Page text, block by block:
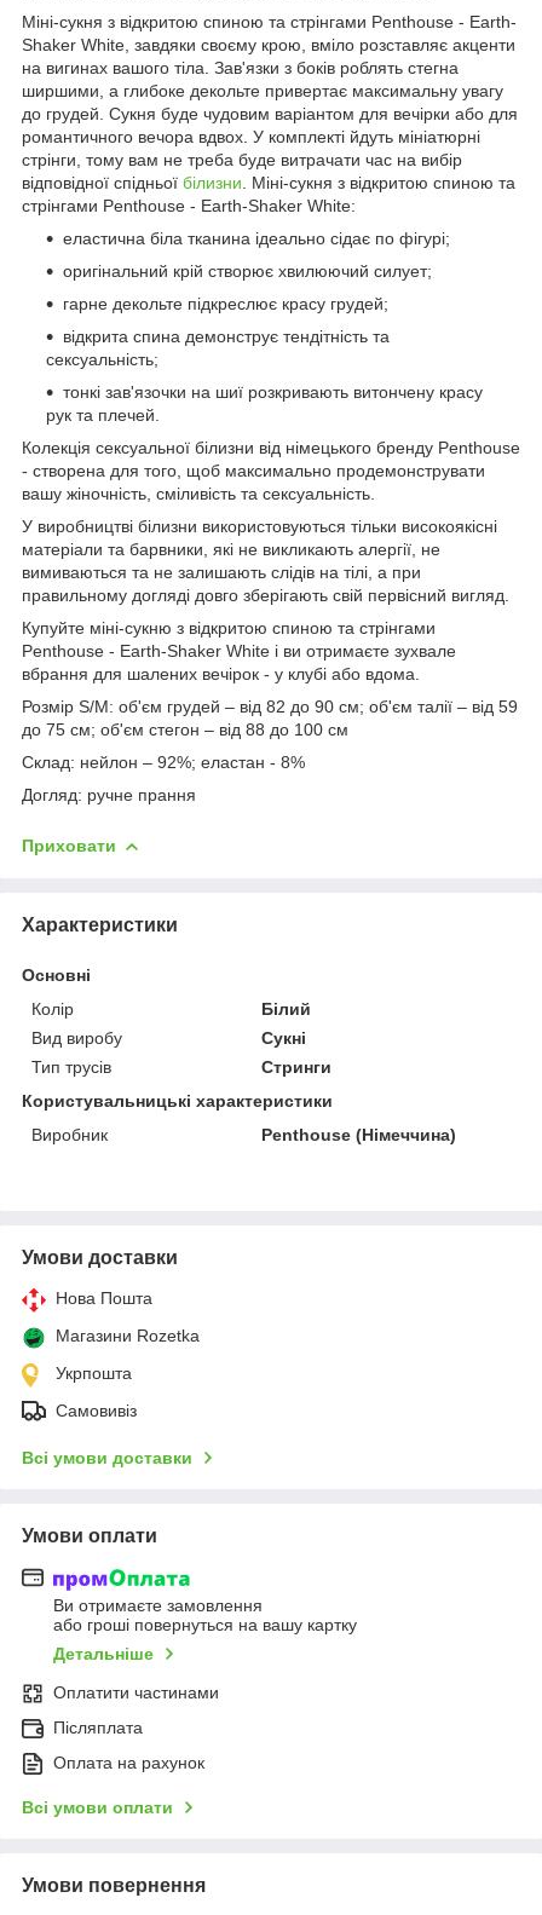
Міні-сукня з відкритою спиною та стрінгами Penthouse - Earth-
Shaker White, завдяки своєму крою, вміло розставляє акценти
на вигинах вашого тіла. Зав'язки з боків роблять стегна
ширшими, а глибоке декольте привертає максимальну увагу
до грудей. Сукня буде чудовим варіантом для вечірки або для
романтичного вечора вдвох. У комплекті йдуть мініатюрні
стрінги, тому вам не треба буде витрачати час на вибір
відповідної спідньої білизни . Міні-сукня з відкритою спиною та
стрінгами Penthouse - Earth-Shaker White:
еластична біла тканина ідеально сідає по фігурі;
оригінальний крій створює хвилюючий силует;
гарне декольте підкреслює красу грудей;
відкрита спина демонструє тендітність та
сексуальність;
тонкі зав'язочки на шиї розкривають витончену красу
рук та плечей.
Колекція сексуальної білизни від німецького бренду Penthouse
- створена для того, щоб максимально продемонструвати
вашу жіночність, сміливість та сексуальність.
У виробництві білизни використовуються тільки високоякісні
матеріали та барвники, які не викликають алергії, не
вимиваються та не залишають слідів на тілі, а при
правильному догляді довго зберігають свій первісний вигляд.
Купуйте міні-сукню з відкритою спиною та стрінгами
Penthouse - Earth-Shaker White і ви отримаєте зухвале
вбрання для шалених вечірок - у клубі або вдома.
Розмір S/M: об'єм грудей – від 82 до 90 см; об'єм талії – від 59
до 75 см; об'єм стегон – від 88 до 100 см
Склад: нейлон – 92%; еластан - 8%
Догляд: ручне прання
Приховати
Характеристики
Основні
Колір
Білий
Вид виробу
Сукні
Тип трусів
Стринги
Користувальницькі характеристики
Виробник
Penthouse (Німеччина)
Умови доставки
Нова Пошта
Магазини Rozetka
Укрпошта
Самовивіз
Всі умови доставки
Умови оплати
Ви отримаєте замовлення
або гроші повернуться на вашу картку
Детальніше
Оплатити частинами
Післяплата
Оплата на рахунок
Всі умови оплати
Умови повернення